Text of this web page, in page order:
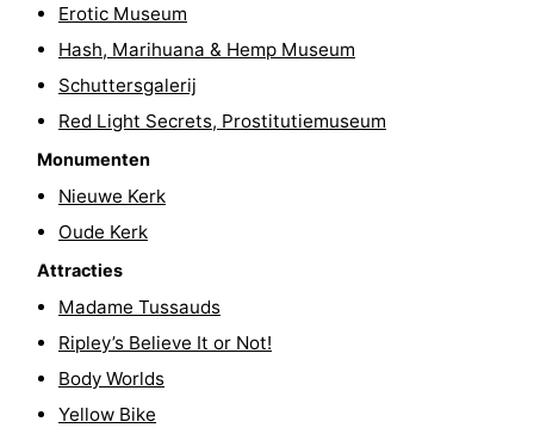
Steden
Rondleidingen
Sporten
Fietsen
Wandelen
Amusement
Nachtleven
Eten
Winkelen
Erotic Museum
Hash, Marihuana & Hemp Museum
Schuttersgalerij
Red Light Secrets, Prostitutiemuseum
Monumenten
Nieuwe Kerk
Oude Kerk
Attracties
Madame Tussauds
Ripley’s Believe It or Not!
Body Worlds
Yellow Bike